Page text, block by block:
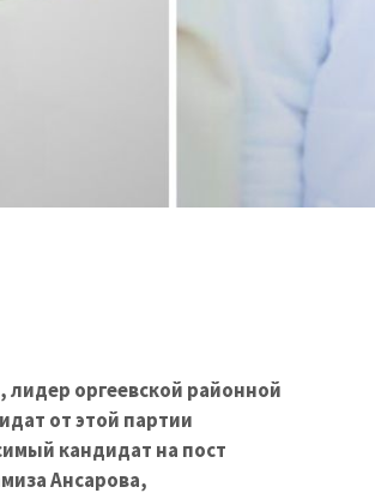
лидер оргеевской районной
от этой партии
кандидат на пост
Ансарова,